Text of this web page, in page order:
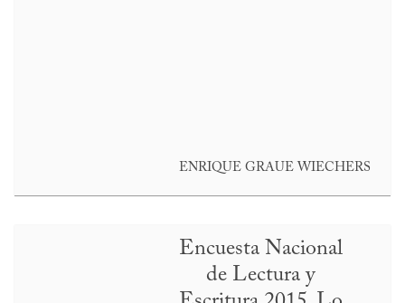
ENRIQUE GRAUE WIECHERS
Encuesta Nacional
de Lectura y